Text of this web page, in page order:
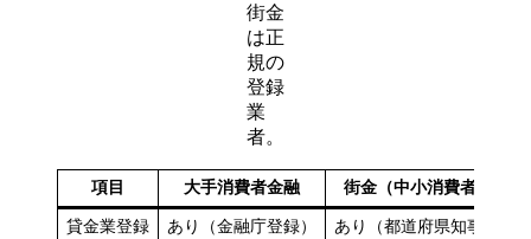
街金
は正
規の
登録
業
者。
項目 大手消費者金融 街金（中小消費者金融）
貸金業登録 あり（金融庁登録） あり（都道府県知事登録